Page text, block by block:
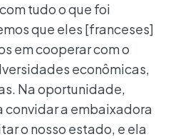
tudo o que foi
que eles [franceses]
em cooperar com o
econômicas,
Na oportunidade,
a embaixadora
o nosso estado, e ela